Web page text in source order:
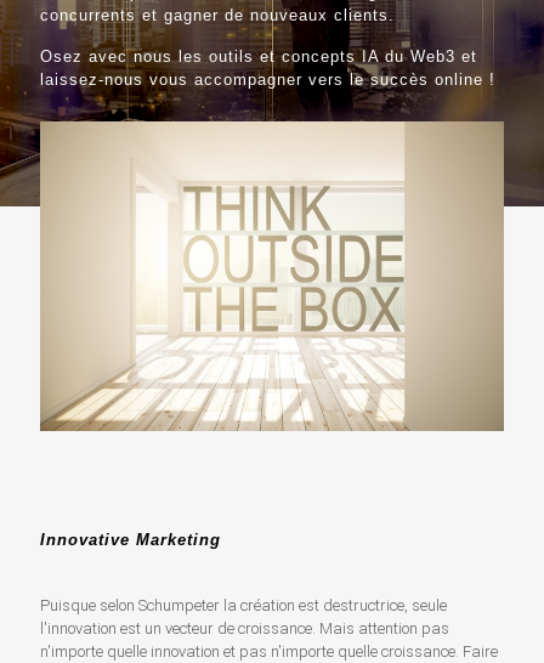
concurrents et gagner de nouveaux clients.
Osez avec nous les outils et concepts IA du Web3 et
laissez-nous vous accompagner vers le succès online !
Innovative Marketing
Puisque selon Schumpeter la création est destructrice, seule
l'innovation est un vecteur de croissance. Mais attention pas
n'importe quelle innovation et pas n'importe quelle croissance. Faire